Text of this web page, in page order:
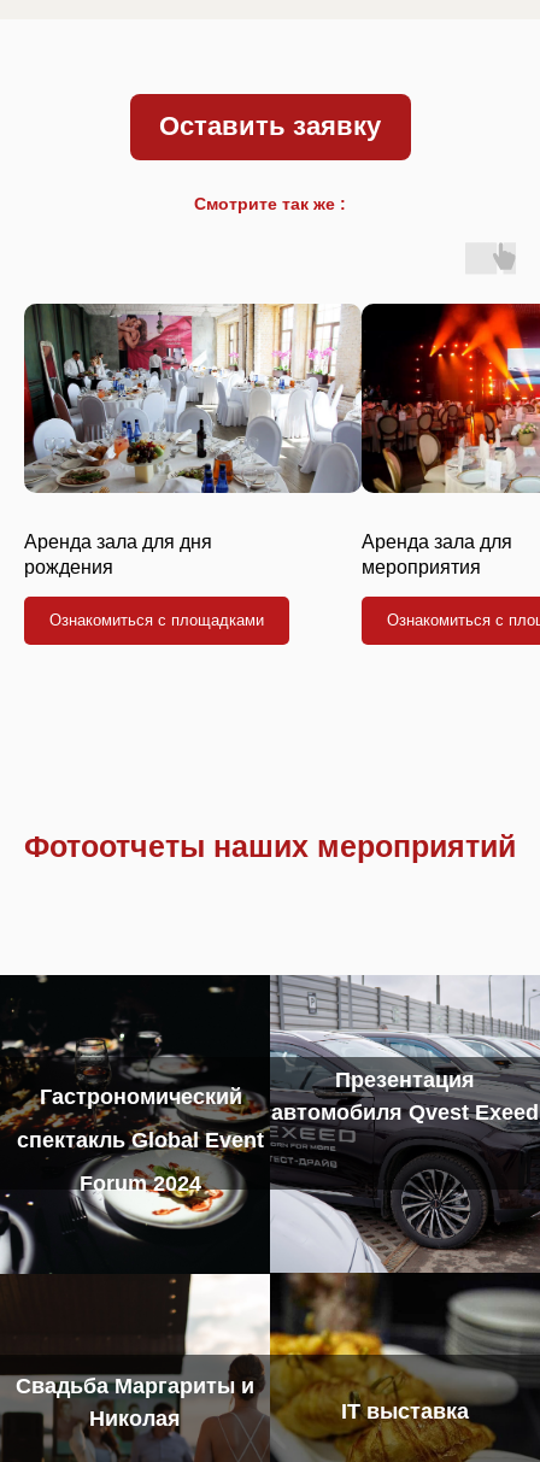
Оставить заявку
Смотрите так же :
Аренда зала для дня
рождения
Ознакомиться с площадками
Аренда зала для
мероприятия
Ознакомиться с
Фотоотчеты наших мероприятий
Гастрономический
спектакль Global Event
Forum 2024
Презентация
автомобиля Qvest Exeed
Свадьба Маргариты и
Николая
IT выставка